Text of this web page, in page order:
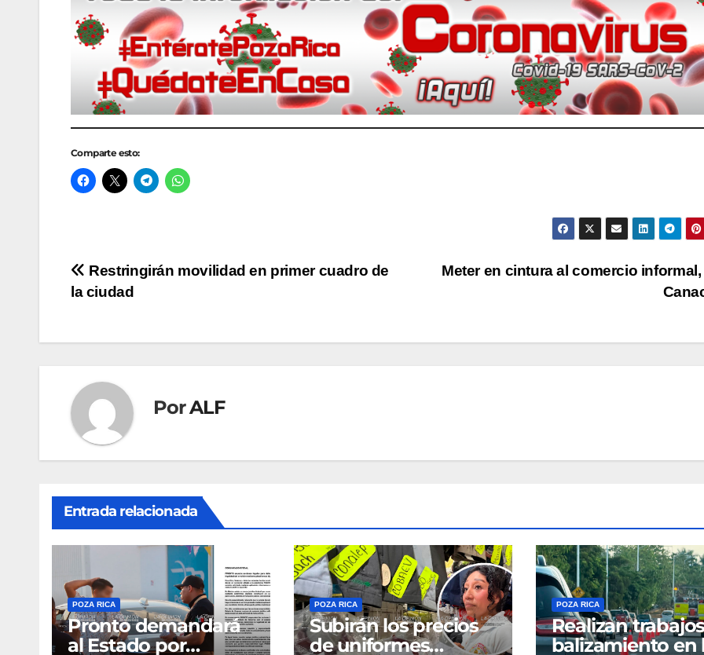
Comparte esto:
Navegación
entradas
Meter en cintura al comercio
Restringirán movilidad en primer cuadro de
la ciudad
PorALF
Entrada relacionada
POZA RICA
Pronto demandará
al Estado por
POZA RICA
Subirán los precios
de uniformes
POZA RICA
Realizan
balizamiento en